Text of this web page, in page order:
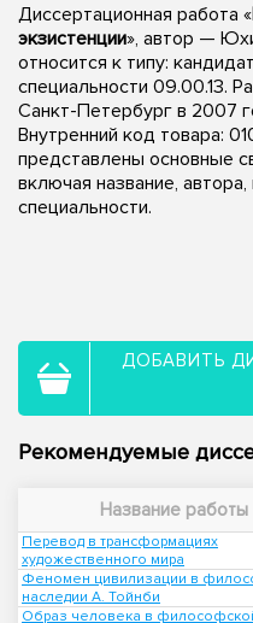
Диссертационная работа «
экзистенции», автор —
относится к типу:
специальности 09.00.13.
Санкт-Петербург в 2007
Внутренний код товара:
представлены основные
включая название,
специальности.
ДОБАВИТЬ
Рекомендуемые
Название работы
Перевод в трансформациях
художественного мира
Феномен цивилизации в
наследии А. Тойнби
Образ человека в